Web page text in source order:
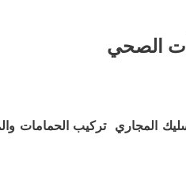
الصحي
المجاري تركيب الحمامات